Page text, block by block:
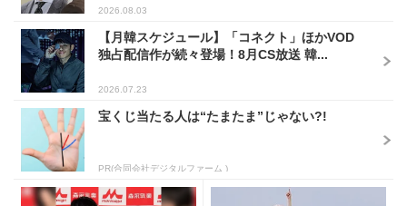
2026.08.03
【月韓スケジュール】「コネクト」ほかVOD
独占配信作が続々登場！8月CS放送 韓...
2026.07.23
宝くじ当たる人は“たまたま”じゃない?!
PR(合同会社デジタルファーム )